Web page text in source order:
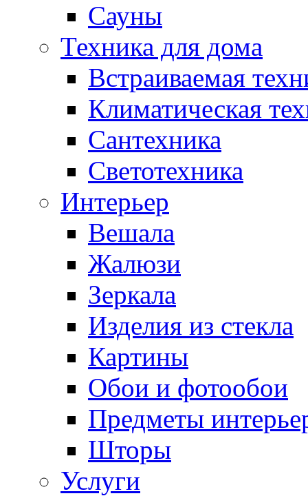
Сауны
Техника для дома
Встраиваемая
Климатическая
Сантехника
Светотехника
Интерьер
Вешала
Жалюзи
Зеркала
Изделия из стекла
Картины
Обои и фотообои
Предметы
Шторы
Услуги